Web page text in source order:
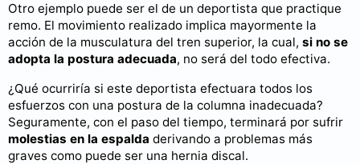
Otro ejemplo puede ser el de un deportista que practique
remo. El movimiento realizado implica mayormente la
acción de la musculatura del tren superior, la cual, si no se
adopta la postura adecuada, no será del todo efectiva.
¿Qué ocurriría si este deportista efectuara todos los
esfuerzos con una postura de la columna inadecuada?
Seguramente, con el paso del tiempo, terminará por sufrir
molestias en la espalda derivando a problemas más
graves como puede ser una hernia discal.